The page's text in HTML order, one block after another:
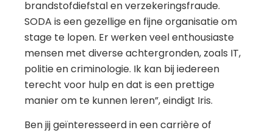
brandstofdiefstal en verzekeringsfraude.
SODA is een gezellige en fijne organisatie om
stage te lopen. Er werken veel enthousiaste
mensen met diverse achtergronden, zoals IT,
politie en criminologie. Ik kan bij iedereen
terecht voor hulp en dat is een prettige
manier om te kunnen leren”, eindigt Iris.
Ben jij geïnteresseerd in een carrière of